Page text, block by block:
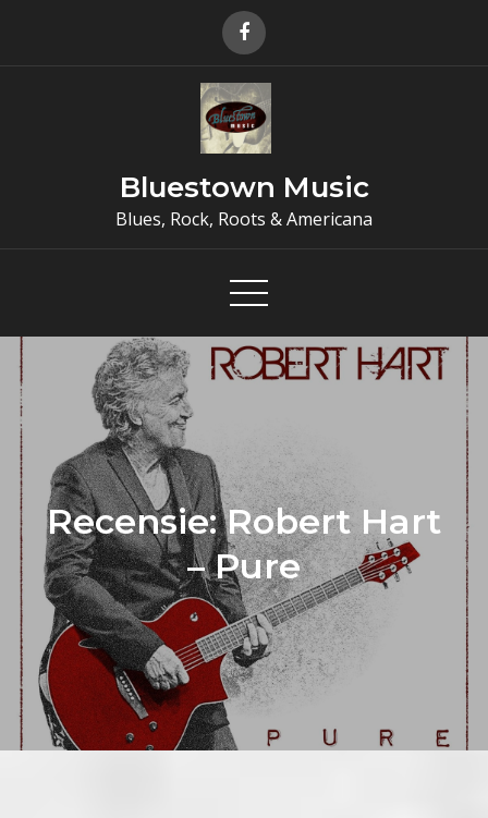
Bluestown Music
Blues, Rock, Roots & Americana
Recensie: Robert Hart
– Pure